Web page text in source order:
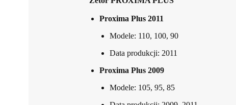
Proxima Plus 2011
Modele: 110, 100, 90
Data produkcji: 2011
Proxima Plus 2009
Modele: 105, 95, 85